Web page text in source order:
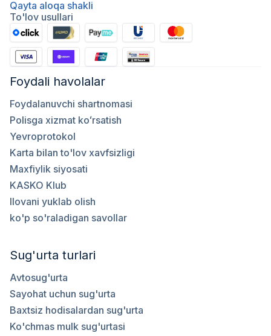
Qayta aloqa shakli
To'lov usullari
Foydali havolalar
Foydalanuvchi shartnomasi
Polisga xizmat koʻrsatish
Yevroprotokol
Karta bilan to'lov xavfsizligi
Maxfiylik siyosati
KASKO Klub
Ilovani yuklab olish
ko'p so'raladigan savollar
Sug'urta turlari
Avtosug'urta
Sayohat uchun sug'urta
Baxtsiz hodisalardan sug'urta
Ko'chmas mulk sug'urtasi